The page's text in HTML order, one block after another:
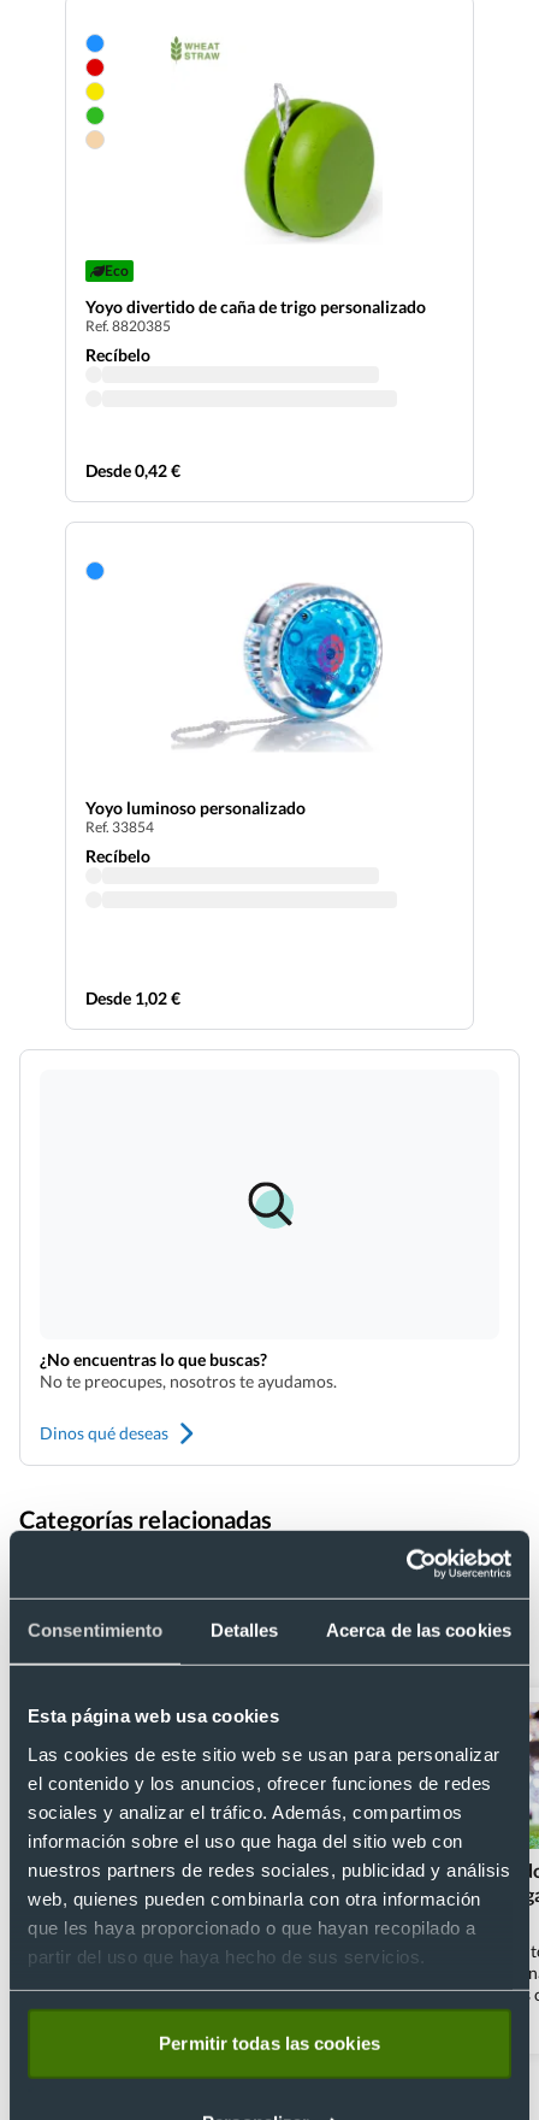
Consentimiento Detalles Acerca de las cookies
Esta página web usa cookies
Las cookies de este sitio web se usan para personalizar
el contenido y los anuncios, ofrecer funciones de redes
sociales y analizar el tráfico. Además, compartimos
información sobre el uso que haga del sitio web con
nuestros partners de redes sociales, publicidad y análisis
web, quienes pueden combinarla con otra información
que les haya proporcionado o que hayan recopilado a
partir del uso que haya hecho de sus servicios.
Permitir todas las cookies
Eco
Yoyo divertido de caña de trigo personalizado
Ref. 8820385
Recíbelo
Desde 0,42 €
Yoyo luminoso personalizado
Ref. 33854
Recíbelo
Desde 1,02 €
¿No encuentras lo que buscas?
No te preocupes, nosotros te ayudamos.
Dinos qué deseas
Categorías relacionadas
Descubre nuestros artículos del blog
relacionados
Merchandising personalizado para
conquistar a los más pequeños (y a
sus padres)
Los niños son cada vez más exigentes. Y un
regalos promocionales entran
Paso a paso:
para crear y
fútbol
¿Sabías que crear
solo una muy
promover valores
el respeto, sino
fútbol es una
1/1